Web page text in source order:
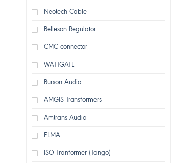
Neotech Cable
Belleson Regulator
CMC connector
WATTGATE
Burson Audio
AMGIS Transformers
Amtrans Audio
ELMA
ISO Tranformer (Tango)